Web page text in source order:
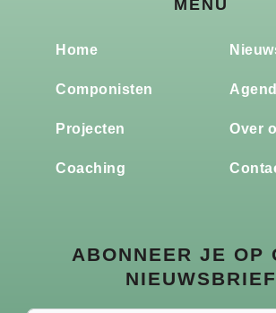
MENU
Home
Componisten
Projecten
Coaching
Over
ABONNEER JE OP
NIEUWSBRIEF